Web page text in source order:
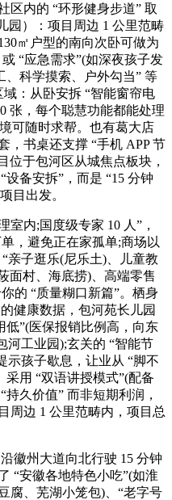
内的 “环形健身步道” 取
园）：项目周边 1 公里范畴
㎡户型的南向次卧可做为
“应急需求”(如深夜孩子发
、科学摸索、户外勾当” 等
：从卧安拆 “智能窗帘电
张，每个聪慧功能都能处理
可随时求帮。也有葛大店
，书桌还支撑 “手机 APP 节
位于包河区从城焦点板块，
备安拆”，而是 “15 分钟
目出发。
内;国度级专家 10 人”，
，避免正在家孤单;商场以
亲子逛乐(尼乐土)、儿童教
面村、海底捞)、高端零售
的 “质量糊口新篇”。栖身
健康数据，包河苑长儿园
低”(医保报销比例高，向东
河工业园);玄关的 “智能节
示孩子歇息，让业从 “脚不
用 “双语讲授模式”(配备
久价值” 而非短期利润，
周边 1 公里范畴内，项目总
州大道向北行驶 15 分钟
“安徽各地特色小吃”(如淮
腐、芜湖小笼包)、“老字号